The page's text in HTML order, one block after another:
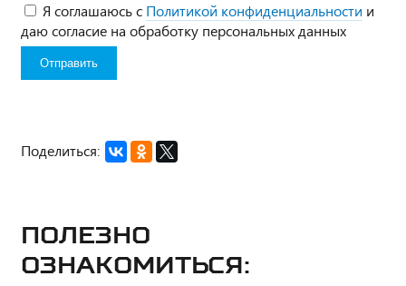
Я соглашаюсь с Политикой конфиденциальности и
даю согласие на обработку персональных данных
Поделиться:
Полезно
ознакомиться: